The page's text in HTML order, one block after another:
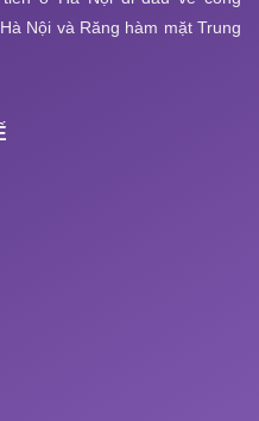
Nội và Răng hàm mặt Trung